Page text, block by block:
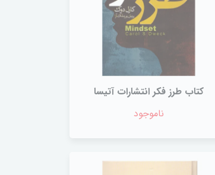
کتاب طرز فکر انتشارات‌ آتیسا
ناموجود